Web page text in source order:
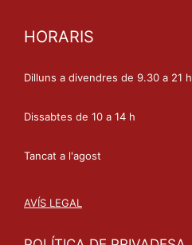
HORARIS
Dilluns a divendres de 9.30 a 21 h
Dissabtes de 10 a 14 h
Tancat a l'agost
AVÍS LEGAL